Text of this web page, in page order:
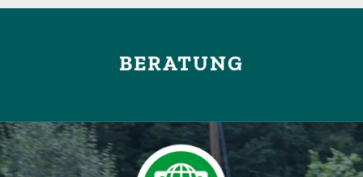
BERATUNG